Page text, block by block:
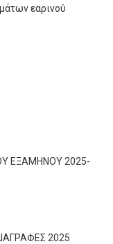
εαρινού
ΕΞΑΜΗΝΟΥ 2025-
2025